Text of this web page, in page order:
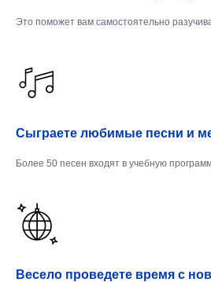
Это поможет вам самостоятельно
Сыграете любимые песни и
Более 50 песен входят в учебную
Весело проведете время с